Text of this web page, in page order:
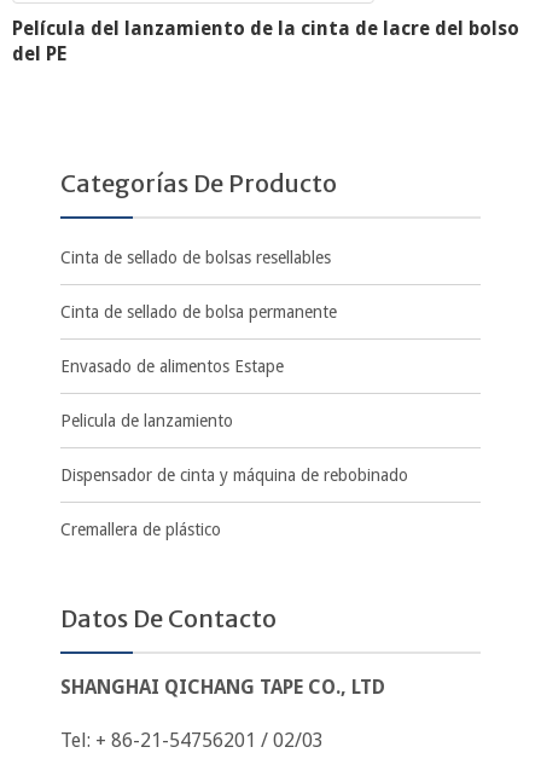
Película del lanzamiento de la cinta de lacre del bolso
del PE
Categorías De Producto
Cinta de sellado de bolsas resellables
Cinta de sellado de bolsa permanente
Envasado de alimentos Estape
Pelicula de lanzamiento
Dispensador de cinta y máquina de rebobinado
Cremallera de plástico
Datos De Contacto
SHANGHAI QICHANG TAPE CO., LTD
Tel: + 86-21-54756201 / 02/03